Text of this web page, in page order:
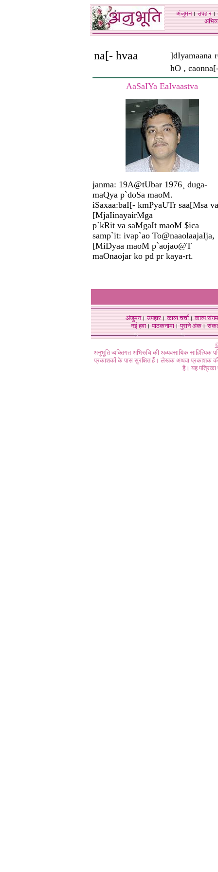
अंजुमन।उपहार।
na[- hvaa
]dIyamaana
hO ,
AaSaIYa EaIvaastva
janma: 19A@tUbar 1976¸ duga-
maQya p`doSa maoM.
iSaxaa:baI[- kmPyaUTr saa[Msa va
[MjaIinayairMga
p`kRit va saMgaIt maoM $ica
samp`it: ivap`ao To@naaolaajaIja,
[MiDyaa maoM p`aojao@T
maOnaojar ko pd pr kaya-rt.
अंजुमन।उपहार।काव्य चर्चा।काव्य संगम
नई हवा। पाठकनामा। पुराने अंक।
अनुभूति व्यक्तिगत अभिरुचि की अव्यवसायिक
प्रकाशकों के पास सुरक्षित हैं। लेखक अथवा प्रकाशक की
है। यह पत्रिका